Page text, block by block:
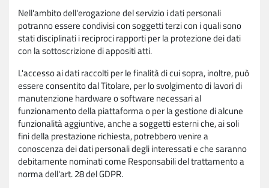
Nell'ambito dell'erogazione del servizio i dati personali
potranno essere condivisi con soggetti terzi con i quali sono
stati disciplinati i reciproci rapporti per la protezione dei dati
con la sottoscrizione di appositi atti.
L'accesso ai dati raccolti per le finalità di cui sopra, inoltre, può
essere consentito dal Titolare, per lo svolgimento di lavori di
manutenzione hardware o software necessari al
funzionamento della piattaforma o per la gestione di alcune
funzionalità aggiuntive, anche a soggetti esterni che, ai soli
fini della prestazione richiesta, potrebbero venire a
conoscenza dei dati personali degli interessati e che saranno
debitamente nominati come Responsabili del trattamento a
norma dell'art. 28 del GDPR.